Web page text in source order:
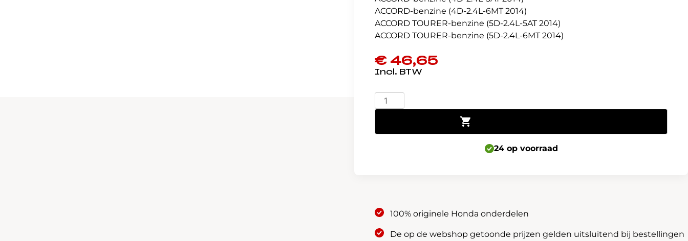
ACCORD-benzine (4D-2.4L-6MT 2014)
ACCORD TOURER-benzine (5D-2.4L-5AT 2014)
ACCORD TOURER-benzine (5D-2.4L-6MT 2014)
€46,65
Bougies
/
/
2.4
aantal
Toevoegen aan winkelwagen
24 op voorraad
100% originele Honda onderdelen
De op de webshop getoonde prijzen gelden uitsluitend bij bestellingen